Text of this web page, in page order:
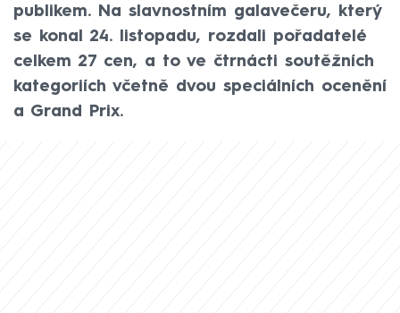
publikem. Na slavnostním galavečeru, který
se konal 24. listopadu, rozdali pořadatelé
celkem 27 cen, a to ve čtrnácti soutěžních
kategoriích včetně dvou speciálních ocenění
a Grand Prix.